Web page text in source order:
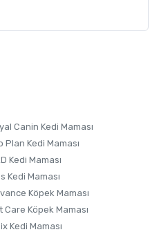
Canin Kedi Maması
Plan Kedi Maması
Kedi Maması
Kedi Maması
Köpek Maması
Care Köpek Maması
Kedi Maması